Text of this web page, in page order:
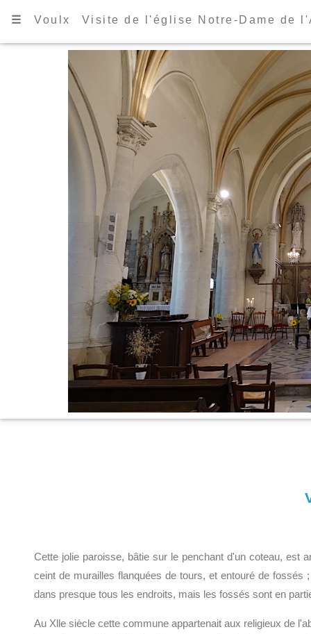
☰ Voulx Visite de l'église Notre-Dame de
Cette jolie paroisse, bâtie sur le penchant d'un coteau, est
ceint de murailles flanquées de tours, et entouré de
dans presque tous les endroits, mais les fossés sont en
Au Xlle siècle cette commune appartenait aux religieux de